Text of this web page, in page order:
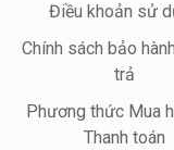
Điều khoản sử
Chính sách bảo
trả
Phương thức Mua
Thanh toán